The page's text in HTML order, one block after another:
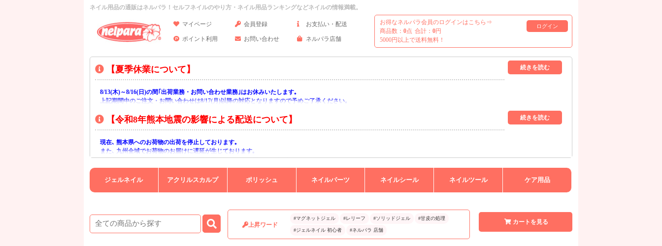
ネイル用品の通販はネルパラ！セルフネイルのやり方・ネイル用品ランキングなどネイルの情報満載。
マイページ 会員登録 お支払い・配送
ポイント利用 お問い合わせ ネルパラ店舗
お得なネルパラ会員のログインはこちら⇒
ログイン
商品数： 0点 合計： 0円
5000円以上で送料無料！
【夏季休業について】
8/13(木)～8/16(日)の間｢出荷業務・お問い合わせ業務｣はお休みいたします｡
上記期間中のご注文・お問い合わせは8/17(月)以降の対応となりますので予めご了承ください｡
【令和8年熊本地震の影響による配送について】
現在､ 熊本県へのお荷物の出荷を停止しております｡
また､ 九州全域でお荷物のお届けに遅延が生じております｡
ご不便をおかけいたしますが､ 何卒ご理解賜りますようお願い申し上げます｡
ジェルネイル アクリルスカルプ ポリッシュ ネイルパーツ ネイルシール ネイルツール ケア用品
上昇ワード
#マグネットジェル #レリーフ #ソリッドジェル #甘皮の処理
#ジェルネイル 初心者 #ネルパラ 店舗
カートを見る